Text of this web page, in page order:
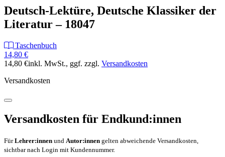
Deutsch-Lektüre, Deutsche Klassiker der
Literatur – 18047
Taschenbuch
14,80 €
14,80 €inkl. MwSt., ggf. zzgl. Versandkosten
Versandkosten
Versandkosten für Endkund:innen
FürLehrer:innen und Autor:innen gelten abweichende Versandkosten,
sichtbar nach Login mit Kundennummer.